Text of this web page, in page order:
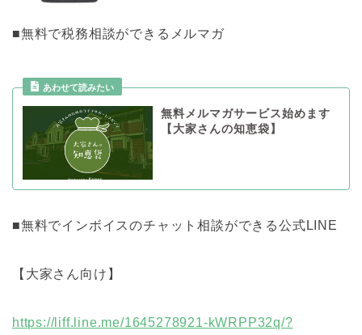
■無料で税務相談ができるメルマガ
あわせて読みたい
無料メルマガサービス始めます
【大家さんの知恵袋】
■無料でインボイスのチャット相談ができる公式LINE
【大家さん向け】
https://liff.line.me/1645278921-kWRPP32q/?